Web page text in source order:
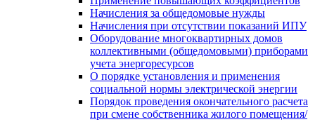
Начисления за общедомовые нужды
Начисления при отсутствии показаний ИПУ
Оборудование многоквартирных домов
коллективными (общедомовыми) приборами
учета энергоресурсов
О порядке установления и применения
социальной нормы электрической энергии
Порядок проведения окончательного расчета
при смене собственника жилого помещения/